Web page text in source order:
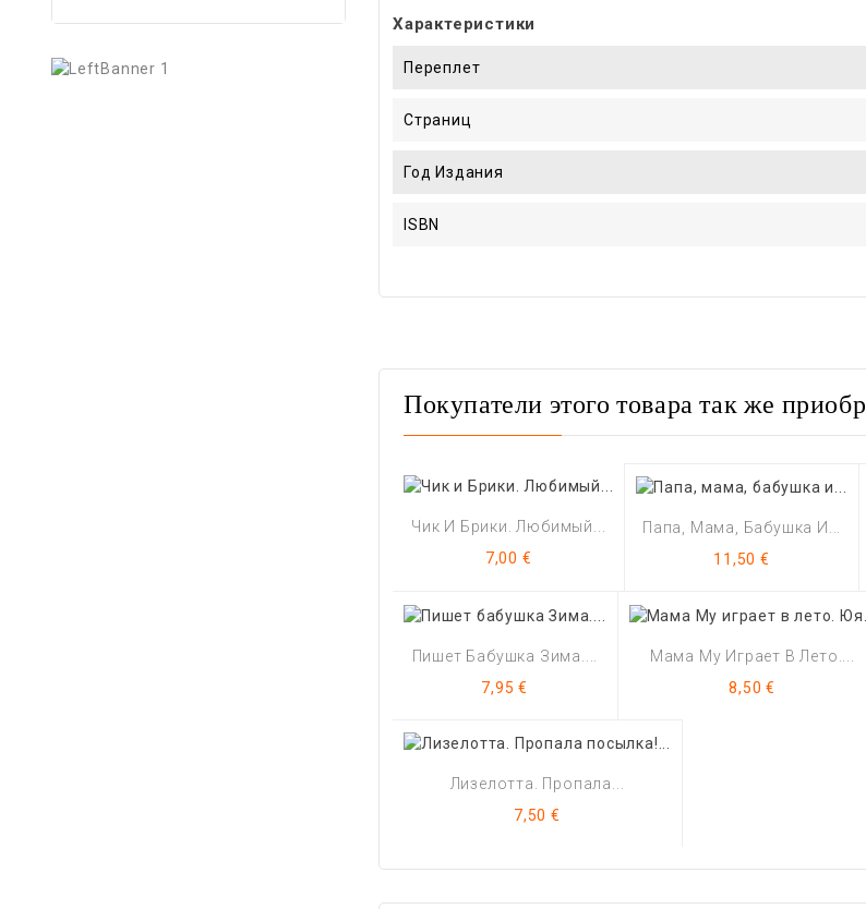
Характеристики
Переплет
Страниц
Год Издания
ISBN
Покупатели этого товара так же
Чик И Брики. Любимый...
Цена
7,00 €
Папа, Мама, Бабушка И...
Цена
11,50 €
Пишет Бабушка Зима....
Цена
7,95 €
Мама Му Играет В Лето....
Цена
8,50 €
Лизелотта. Пропала...
Цена
7,50 €